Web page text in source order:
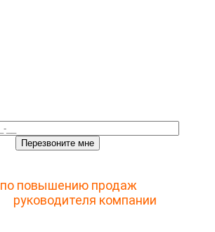
по повышению продаж
руководителя компании